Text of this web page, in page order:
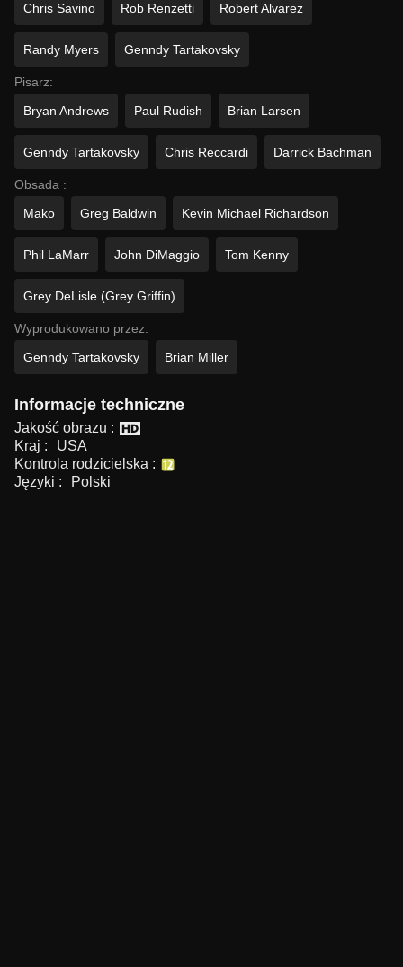
Chris Savino
Rob Renzetti Robert Alvarez
Randy Myers Genndy Tartakovsky
Pisarz:
Bryan Andrews
Paul Rudish Brian Larsen
Genndy Tartakovsky Chris Reccardi Darrick Bachman
Obsada :
Mako
Greg Baldwin Kevin Michael Richardson
Phil LaMarr John DiMaggio Tom Kenny
Grey DeLisle (Grey Griffin)
Wyprodukowano przez:
Genndy Tartakovsky
Brian Miller
Informacje techniczne
Jakość obrazu :
Kraj :
USA
Kontrola rodzicielska :
Języki :
Polski